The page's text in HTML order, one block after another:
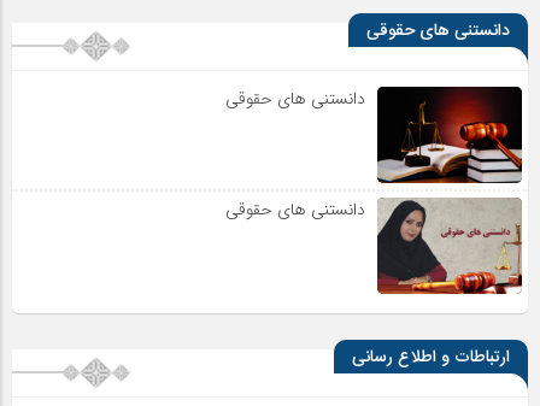
دانستنی های حقوقی
دانستنی های حقوقی
دانستنی های حقوقی
ارتباطات و اطلاع رسانی